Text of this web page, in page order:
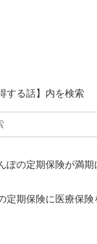
する話】内を検索
の定期保険が満期
期保険に医療保険